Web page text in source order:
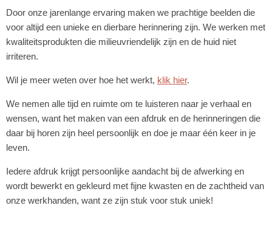
Door onze jarenlange ervaring maken we prachtige beelden die
voor altijd een unieke en dierbare herinnering zijn. We werken met
kwaliteitsprodukten die milieuvriendelijk zijn en de huid niet
irriteren.
Wil je meer weten over hoe het werkt, klik hier.
We nemen alle tijd en ruimte om te luisteren naar je verhaal en
wensen, want het maken van een afdruk en de herinneringen die
daar bij horen zijn heel persoonlijk en doe je maar één keer in je
leven.
Iedere afdruk krijgt persoonlijke aandacht bij de afwerking en
wordt bewerkt en gekleurd met fijne kwasten en de zachtheid van
onze werkhanden, want ze zijn stuk voor stuk uniek!